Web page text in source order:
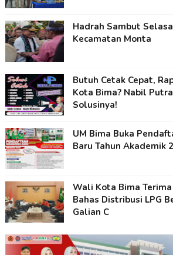
Hadrah Sambut
Kecamatan Monta
Butuh Cetak Cepat,
Kota Bima? Nabil
Solusinya!
UM Bima Buka
Baru Tahun Akademik
Wali Kota Bima
Bahas Distribusi LPG
Galian C